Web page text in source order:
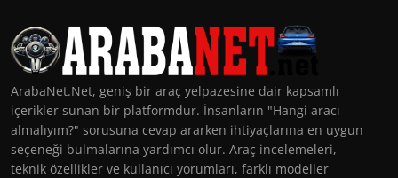
ArabaNet.Net, geniş bir araç yelpazesine dair kapsamlı
içerikler sunan bir platformdur. İnsanların "Hangi aracı
almalıyım?" sorusuna cevap ararken ihtiyaçlarına en uygun
seçeneği bulmalarına yardımcı olur. Araç incelemeleri,
teknik özellikler ve kullanıcı yorumları, farklı modeller